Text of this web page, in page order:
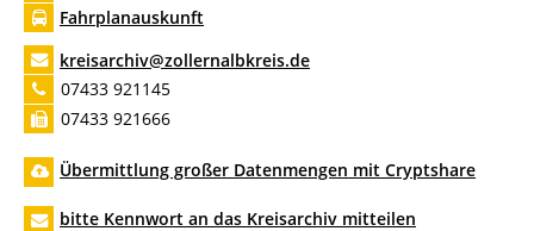
Fahrplanauskunft
kreisarchiv@zollernalbkreis.de
07433 921145
07433 921666
Übermittlung großer Datenmengen mit Cryptshare
bitte Kennwort an das Kreisarchiv mitteilen